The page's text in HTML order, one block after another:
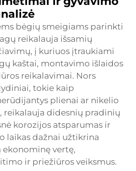
bėgių smeigiams parinkti
reikalauja išsamių
į kuriuos įtraukiami
kaštai, montavimo išlaidos
reikalavimai. Nors
tokie kaip
plienai ar nikelio
reikalauja didesnių pradinių
korozijos atsparumas ir
laikas dažnai užtikrina
ekonominę vertę,
ir priežiūros veiksmus.